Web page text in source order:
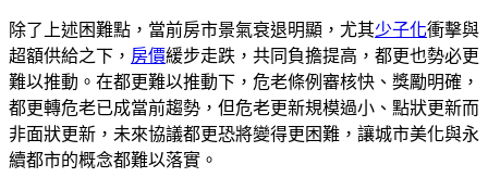
除了上述困難點，當前房市景氣衰退明顯，尤其少子化衝擊與
超額供給之下， 房價緩步走跌，共同負擔提高，都更也勢必更
難以推動。在都更難以推動下，危老條例審核快、獎勵明確，
都更轉危老已成當前趨勢，但危老更新規模過小、點狀更新而
非面狀更新，未來協議都更恐將變得更困難，讓城市美化與永
續都市的概念都難以落實。